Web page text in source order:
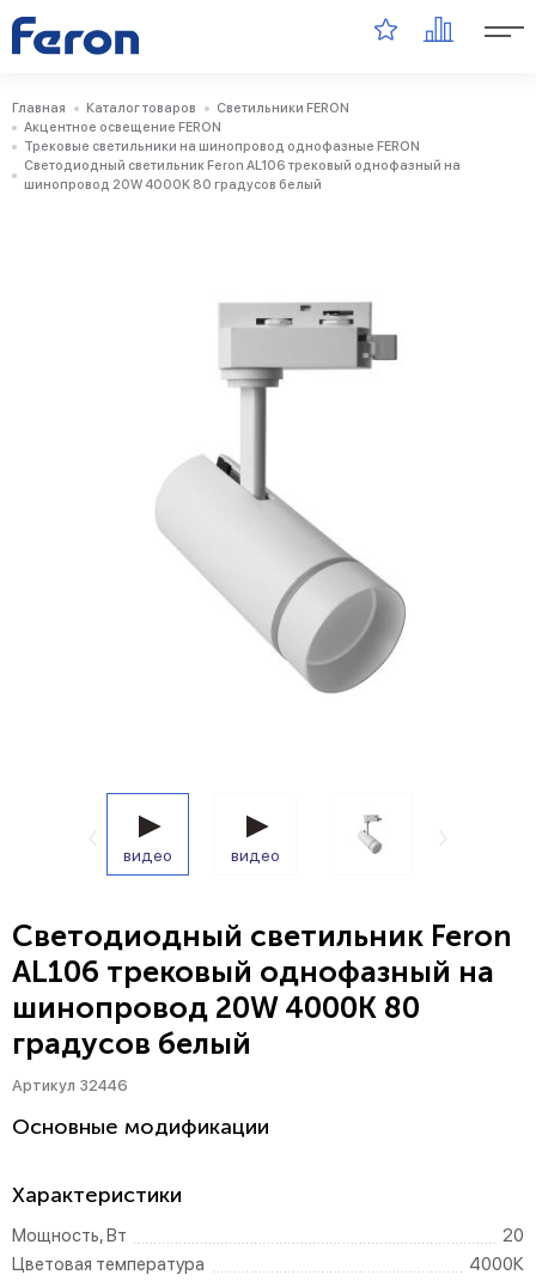
Главная Каталог товаров
Светильники FERON
Акцентное освещение FERON
Трековые светильники на шинопровод однофазные FERON
Светодиодный светильник Feron AL106 трековый однофазный на
шинопровод 20W 4000K 80 градусов белый
видео видео
Светодиодный светильник Feron
AL106 трековый однофазный на
шинопровод 20W 4000K 80
градусов белый
Артикул 32446
Основные модификации
Характеристики
Мощность, Вт
20
Цветовая температура
4000К